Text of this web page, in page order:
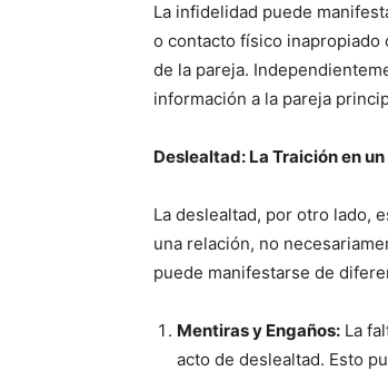
La infidelidad puede
o contacto físico inapropiado
de la pareja.
información a la pareja
Deslealtad: La Traición en
La deslealtad, por otro lado,
una relación, no
puede manifestarse de
Mentiras y Engaños: La
acto de deslealtad. Esto